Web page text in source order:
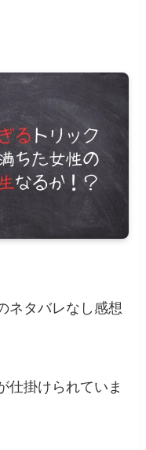
ネタバレなし感想
仕掛けられていま